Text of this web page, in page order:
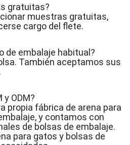
gratuitas?
muestras gratuitas,
cargo del flete.
de embalaje habitual?
También aceptamos sus
y ODM?
propia fábrica de arena para
y contamos con
de bolsas de embalaje.
para gatos y bolsas de